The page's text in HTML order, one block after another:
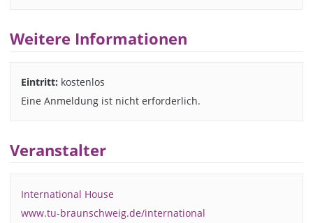
Weitere Informationen
Eintritt: kostenlos
Eine Anmeldung ist nicht erforderlich.
Veranstalter
International House
www.tu-braunschweig.de/international